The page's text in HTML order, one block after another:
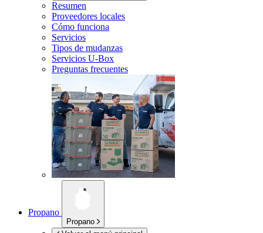
Resumen
Proveedores locales
Cómo funciona
Servicios
Tipos de mudanzas
Servicios U-Box
Preguntas frecuentes
Propano
Propano